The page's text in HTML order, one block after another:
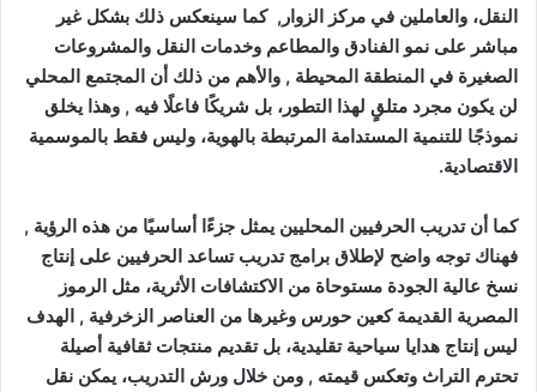
النقل، والعاملين في مركز الزوار, كما سينعكس ذلك بشكل غير
مباشر على نمو الفنادق والمطاعم وخدمات النقل والمشروعات
الصغيرة في المنطقة المحيطة , والأهم من ذلك أن المجتمع المحلي
لن يكون مجرد متلقٍ لهذا التطور، بل شريكًا فاعلًا فيه , وهذا يخلق
نموذجًا للتنمية المستدامة المرتبطة بالهوية، وليس فقط بالموسمية
الاقتصادية.
كما أن تدريب الحرفيين المحليين يمثل جزءًا أساسيًا من هذه الرؤية ,
فهناك توجه واضح لإطلاق برامج تدريب تساعد الحرفيين على إنتاج
نسخ عالية الجودة مستوحاة من الاكتشافات الأثرية، مثل الرموز
المصرية القديمة كعين حورس وغيرها من العناصر الزخرفية , الهدف
ليس إنتاج هدايا سياحية تقليدية، بل تقديم منتجات ثقافية أصيلة
تحترم التراث وتعكس قيمته , ومن خلال ورش التدريب، يمكن نقل